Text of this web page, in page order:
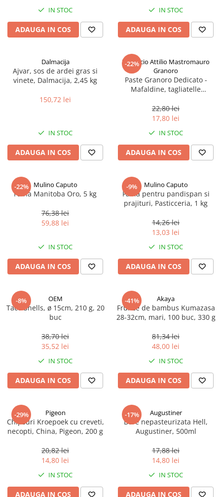
Spania / Cipru / Africa
Sare de mare din Oceanele Pacific
Sare de roca
Sare speciala
Specialitati din ulei
Terine si placinte
Uleiuri Premium
Uleiuri speciale/presate la rece
Ulei de masline extravirgin
Ulei Gewurzgarten
Ulei Huilerie Beaujolaise
Ulei Wiberg Gastro
Prajitore paine
Gratare
IN STOC
ADAUGA IN COS
IN STOC
ADAUGA IN COS
Dalmacija
Ajvar, sos de ardei gras si
vinete, Dalmacija, 2,45 kg
150,72 lei
IN STOC
ADAUGA IN COS
-22%
Pastificio Attilio Mastromauro
Granoro
Paste Granoro Dedicato -
Mafaldine, tagliatelle
22,80 lei
17,80 lei
IN STOC
ADAUGA IN COS
-22% Mulino Caputo
Faina Manitoba Oro, 5 kg
76,38 lei
59,88 lei
IN STOC
ADAUGA IN COS
-9% Mulino Caputo
Faina pentru pandispan si
prajituri, Pasticceria, 1 kg
14,26 lei
13,03 lei
IN STOC
ADAUGA IN COS
-8% OEM
Taco Shells, ø 15cm, 210 g, 20
buc
38,70 lei
35,52 lei
IN STOC
ADAUGA IN COS
-41% Akaya
Frunze de bambus Kumazasa
28-32cm, mari, 100 buc, 330 g
81,34 lei
48,00 lei
IN STOC
ADAUGA IN COS
-29% Pigeon
Chipsuri Kroepoek cu creveti,
necopti, China, Pigeon, 200 g
20,82 lei
14,80 lei
IN STOC
ADAUGA IN COS
-17% Augustiner
Bere nepasteurizata Hell,
Augustiner, 500ml
17,88 lei
14,80 lei
IN STOC
ADAUGA IN COS